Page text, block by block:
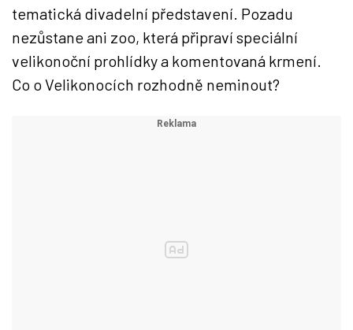
tematická divadelní představení. Pozadu
nezůstane ani zoo, která připraví speciální
velikonoční prohlídky a komentovaná krmení.
Co o Velikonocích rozhodně neminout?